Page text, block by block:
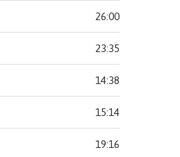
26:00
23:35
14:38
15:14
19:16